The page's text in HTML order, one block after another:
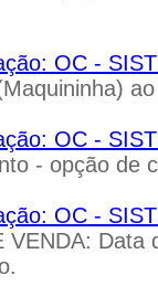
OC -
OC -
- opção de
OC -
VENDA: